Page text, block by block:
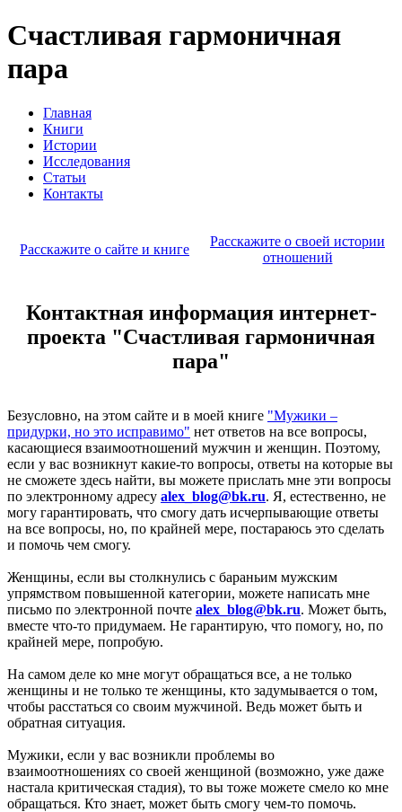
Счастливая гармоничная
пара
Главная
Книги
Истории
Исследования
Статьи
Контакты
Расскажите о сайте и книге
Расскажите о своей истории
отношений
Контактная информация интернет-
проекта "Счастливая гармоничная
пара"
Безусловно, на этом сайте и в моей книге "Мужики –
придурки, но это исправимо" нет ответов на все вопросы,
касающиеся взаимоотношений мужчин и женщин. Поэтому,
если у вас возникнут какие-то вопросы, ответы на которые вы
не сможете здесь найти, вы можете прислать мне эти вопросы
по электронному адресу alex_blog@bk.ru. Я, естественно, не
могу гарантировать, что смогу дать исчерпывающие ответы
на все вопросы, но, по крайней мере, постараюсь это сделать
и помочь чем смогу.
Женщины, если вы столкнулись с бараньим мужским
упрямством повышенной категории, можете написать мне
письмо по электронной почте alex_blog@bk.ru. Может быть,
вместе что-то придумаем. Не гарантирую, что помогу, но, по
крайней мере, попробую.
На самом деле ко мне могут обращаться все, а не только
женщины и не только те женщины, кто задумывается о том,
чтобы расстаться со своим мужчиной. Ведь может быть и
обратная ситуация.
Мужики, если у вас возникли проблемы во
взаимоотношениях со своей женщиной (возможно, уже даже
настала критическая стадия), то вы тоже можете смело ко мне
обращаться. Кто знает, может быть смогу чем-то помочь.